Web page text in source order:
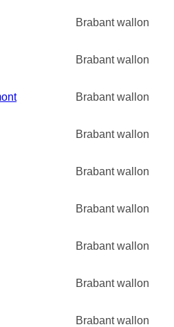
Brabant wallon
Brabant wallon
Brabant wallon
Brabant wallon
Brabant wallon
Brabant wallon
Brabant wallon
Brabant wallon
Brabant wallon